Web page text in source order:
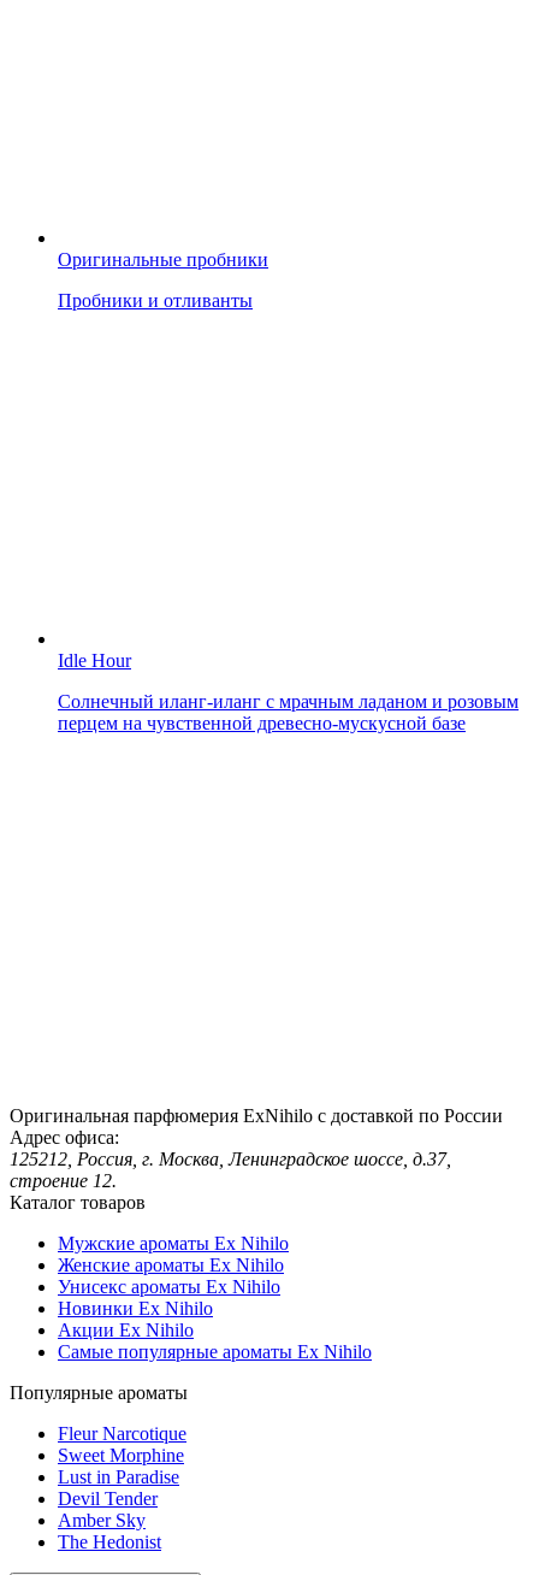
Оригинальные пробники
Пробники и отливанты
Idle Hour
Солнечный иланг-иланг с мрачным ладаном и розовым
перцем на чувственной древесно-мускусной базе
Оригинальная парфюмерия ExNihilo с доставкой по России
Адрес офиса:
125212, Россия, г. Москва, Ленинградское шоссе, д.37,
строение 12.
Каталог товаров
Мужские ароматы Ex Nihilo
Женские ароматы Ex Nihilo
Унисекс ароматы Ex Nihilo
Новинки Ex Nihilo
Акции Ex Nihilo
Самые популярные ароматы Ex Nihilo
Популярные ароматы
Fleur Narcotique
Sweet Morphine
Lust in Paradise
Devil Tender
Amber Sky
The Hedonist